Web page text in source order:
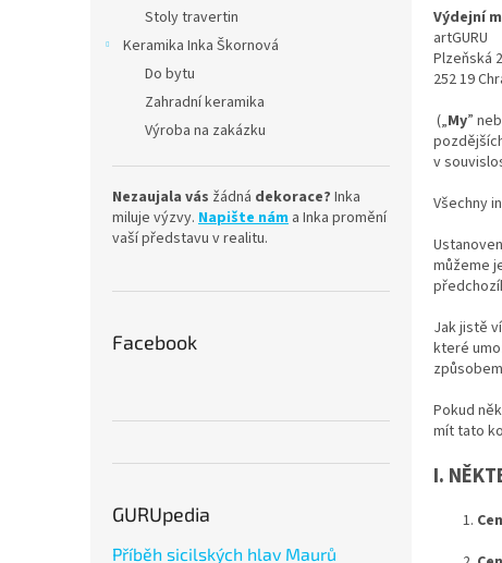
Stoly travertin
Keramika Inka Škornová
Do bytu
Zahradní keramika
Výroba na zakázku
Nezaujala vás žádná dekorace? Inka
miluje výzvy. Napište nám a Inka promění
vaší představu v realitu.
Facebook
GURUpedia
Příběh sicilských hlav Maurů
Výdejní
artGURU
Plzeňská
252 19
(„My”
v
Všechny
můžeme
Jak jistě
které
Pokud
mít tato
I.